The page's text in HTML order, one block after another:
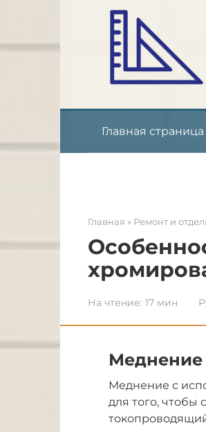
Главная страница
Главная » Ремонт и
На чтение: 17 мин
Меднение
Меднение с
для того, чтобы